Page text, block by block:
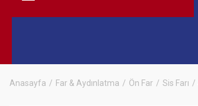
Anasayfa Far & Aydınlatma Ön Far Sis Farı